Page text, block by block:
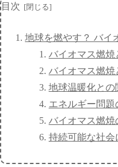
目次
地球を燃やす？ バイ
バイオマス燃焼
バイオマス燃焼
地球温暖化との
エネルギー問題
バイオマス燃焼
持続可能な社